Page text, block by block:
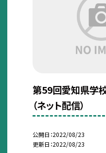
第59回愛知県学
（ネット配信）
公開日 2022/08/23
更新日 2022/08/23